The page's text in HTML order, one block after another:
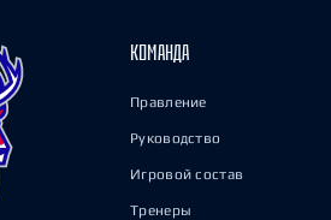
КОМАНДА
Правление
Руководство
Игровой состав
Тренеры